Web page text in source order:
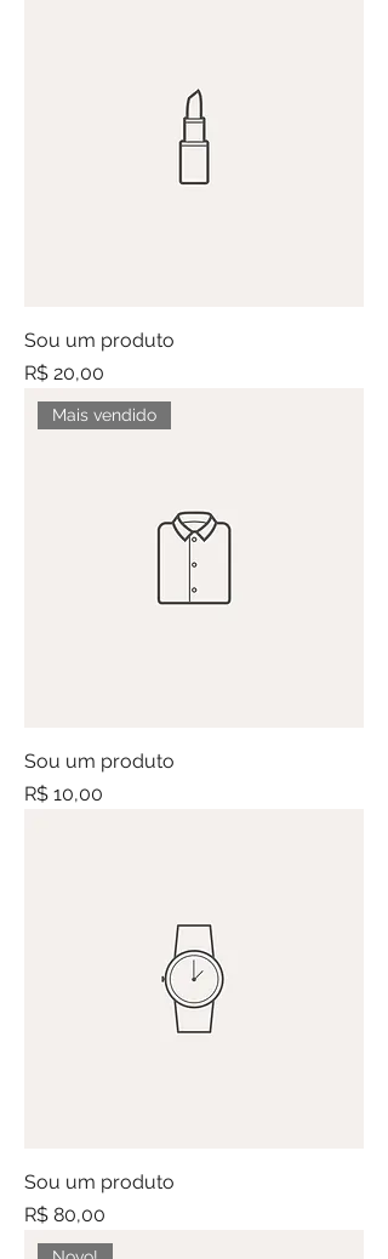
Sou um produto
Preço
R$ 20,00
Mais vendido
Sou um produto
Preço
R$ 10,00
Sou um produto
Preço
R$ 80,00